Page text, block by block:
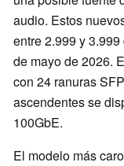
audio. Estos
entre 2.999 y
de mayo de 2026.
con 24 ranuras
ascendentes se
100GbE.
El modelo más